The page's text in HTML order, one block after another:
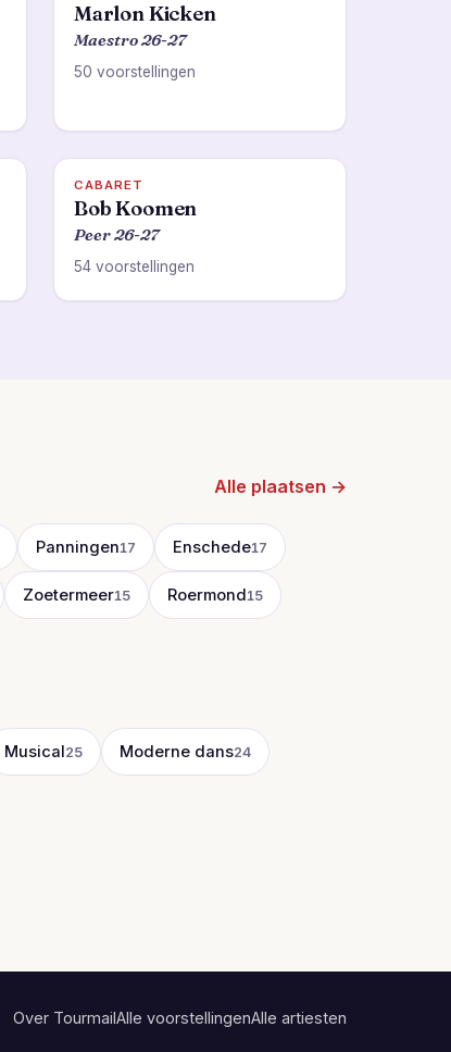
Marlon Kicken
Maestro 26-27
50 voorstellingen
CABARET
Bob Koomen
Peer 26-27
54 voorstellingen
Alle plaatsen →
Panningen17 Enschede17
Zoetermeer15 Roermond15
Musical25 Moderne dans24
Over TourmailAlle voorstellingenAlle artiesten